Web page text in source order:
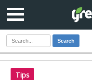
Search
Tips